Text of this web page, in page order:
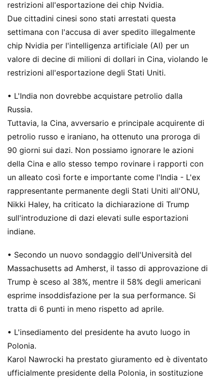
restrizioni all'esportazione dei chip Nvidia.
Due cittadini cinesi sono stati arrestati questa
settimana con l'accusa di aver spedito illegalmente
chip Nvidia per l'intelligenza artificiale (AI) per un
valore di decine di milioni di dollari in Cina, violando le
restrizioni all'esportazione degli Stati Uniti.
• L'India non dovrebbe acquistare petrolio dalla
Russia.
Tuttavia, la Cina, avversario e principale acquirente di
petrolio russo e iraniano, ha ottenuto una proroga di
90 giorni sui dazi. Non possiamo ignorare le azioni
della Cina e allo stesso tempo rovinare i rapporti con
un alleato così forte e importante come l'India - L'ex
rappresentante permanente degli Stati Uniti all'ONU,
Nikki Haley, ha criticato la dichiarazione di Trump
sull'introduzione di dazi elevati sulle esportazioni
indiane.
• Secondo un nuovo sondaggio dell'Università del
Massachusetts ad Amherst, il tasso di approvazione di
Trump è sceso al 38%, mentre il 58% degli americani
esprime insoddisfazione per la sua performance. Si
tratta di 6 punti in meno rispetto ad aprile.
• L'insediamento del presidente ha avuto luogo in
Polonia.
Karol Nawrocki ha prestato giuramento ed è diventato
ufficialmente presidente della Polonia, in sostituzione